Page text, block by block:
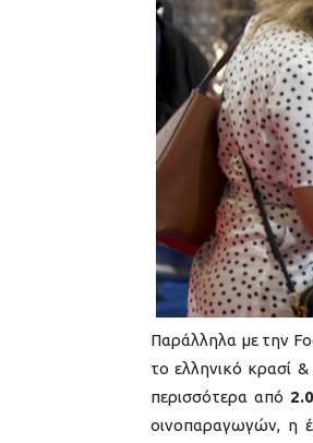
Παράλληλα με την
το ελληνικό κρασί
περισσότερα από
οινοπαραγωγών, η